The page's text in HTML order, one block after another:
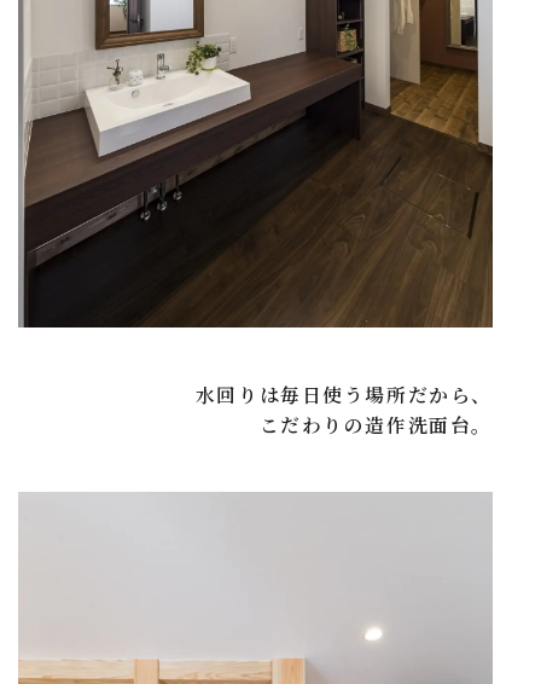
水回りは毎日使う場所だから、
こだわりの造作洗面台。